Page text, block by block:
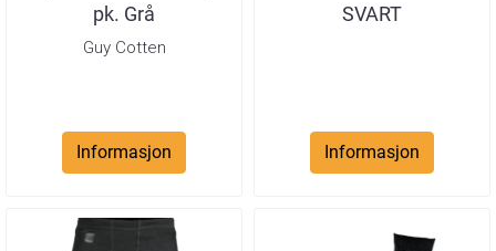
pk. Grå
Guy Cotten
Informasjon
SVART
Informasjon